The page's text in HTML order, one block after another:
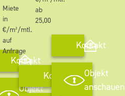
Kontakt
Objekt
Miete
in
€/m²/mtl.
auf
Anfrage
Kontakt
ab
25,00
Kontakt
Objekt
anschauen